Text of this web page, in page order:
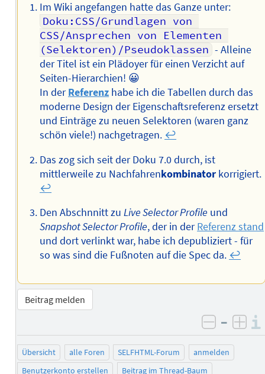
Im Wiki angefangen hatte das Ganze unter:
Doku:CSS/Grundlagen von
CSS/Ansprechen von Elementen
(Selektoren)/Pseudoklassen - Alleine
der Titel ist ein Plädoyer für einen Verzicht auf
Seiten-Hierarchien! 😀
In derReferenz habe ich die Tabellen durch das
moderne Design der Eigenschaftsreferenz ersetzt
und Einträge zu neuen Selektoren (waren ganz
schön viele!) nachgetragen. ↩︎
Das zog sich seit der Doku 7.0 durch, ist
mittlerweile zu Nachfahrenkombinator korrigiert.
↩︎
Den Abschnnitt zuLive Selector Profile und
Snapshot Selector Profile, der in derReferenz stand
und dort verlinkt war, habe ich depubliziert - für
so was sind die Fußnoten auf die Spec da. ↩︎
Beitrag melden
negativ
–
Übersicht alle Foren SELFHTML-Forum
anmelden
Benutzerkonto erstellen
Beitrag im Thread-Baum